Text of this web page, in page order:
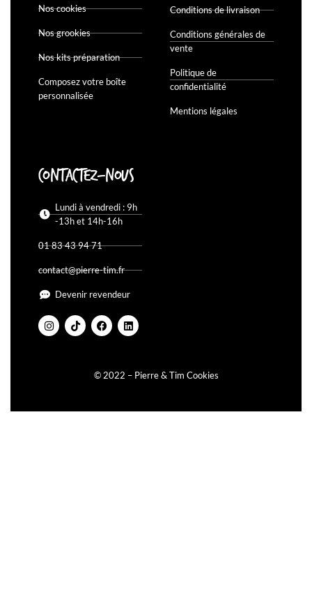
Nos cookies
Nos grookies
Nos kits préparation
Composez votre boîte
personnalisée
Conditions de livraison
Conditions générales de
vente
Politique de
confidentialité
Mentions légales
Contactez-nous
Lundi à vendredi : 9h
-13h et 14h-16h
01 83 43 94 71
contact@pierre-tim.fr
Devenir revendeur
© 2022 – Pierre & Tim Cookies